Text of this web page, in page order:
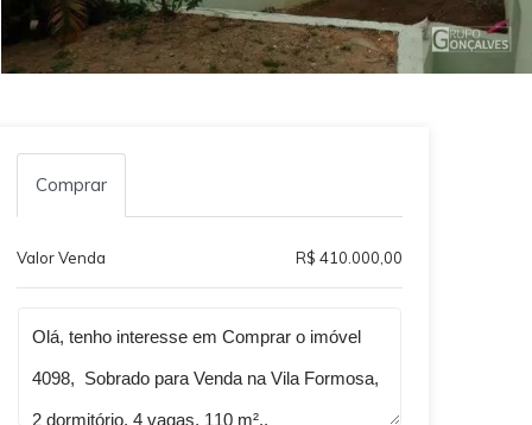
Comprar
Valor Venda R$ 410.000,00